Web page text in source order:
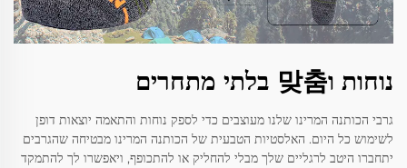
נוחות ו맞춤 בלתי מתחרים
גרבי הכותנה המרינו שלנו מעוצבים כדי לספק נוחות והתאמה יוצאות דופן
לשימוש כל היום. האלסטיות הטבעית של הכותנה המרינו מבטיחה שהגרבים
יתחברו היטב לרגליים שלך מבלי להחליק או להתכופף, ויאפשרו לך להתמקד